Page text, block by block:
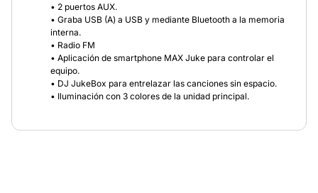
• 2 puertos AUX.
• Graba USB (A) a USB y mediante Bluetooth a la memoria
interna.
• Radio FM
• Aplicación de smartphone MAX Juke para controlar el
equipo.
• DJ JukeBox para entrelazar las canciones sin espacio.
• Iluminación con 3 colores de la unidad principal.